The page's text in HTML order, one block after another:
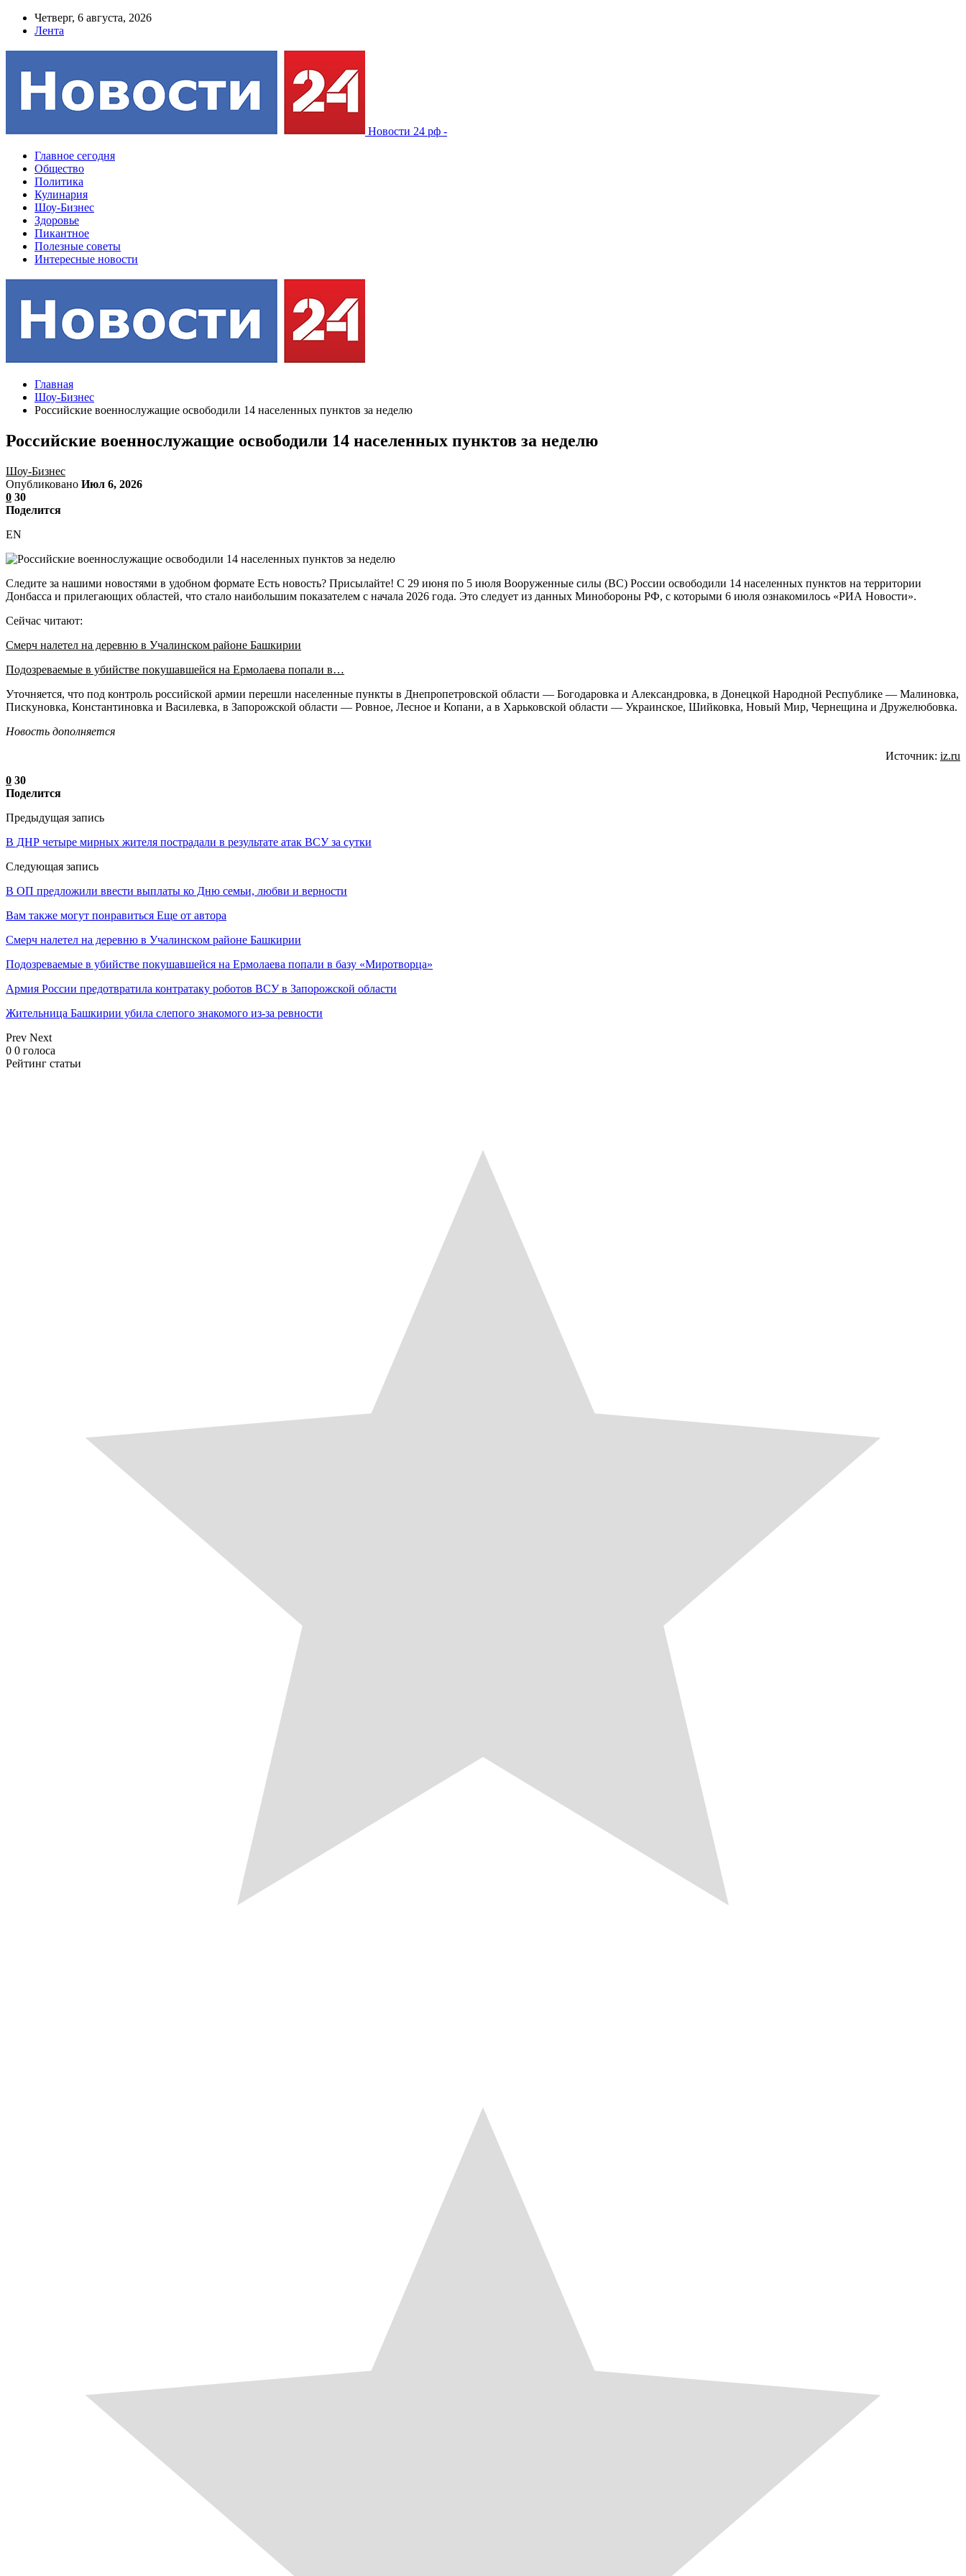
Четверг, 6 августа, 2026
Лента
Новости 24 рф -
Главное сегодня
Общество
Политика
Кулинария
Шоу-Бизнес
Здоровье
Пикантное
Полезные советы
Интересные новости
Главная
Шоу-Бизнес
Российские военнослужащие освободили 14 населенных пунктов за неделю
Российские военнослужащие освободили 14 населенных пунктов за неделю
Шоу-Бизнес
Опубликовано Июл 6, 2026
0 30
Поделится
EN
Следите за нашими новостями в удобном формате Есть новость? Присылайте! С 29 июня по 5 июля Вооруженные силы (ВС) России освободили 14 населенных пунктов на территории
Донбасса и прилегающих областей, что стало наибольшим показателем с начала 2026 года. Это следует из данных Минобороны РФ, с которыми 6 июля ознакомилось «РИА Новости».
Сейчас читают:
Смерч налетел на деревню в Учалинском районе Башкирии
Подозреваемые в убийстве покушавшейся на Ермолаева попали в…
Уточняется, что под контроль российской армии перешли населенные пункты в Днепропетровской области — Богодаровка и Александровка, в Донецкой Народной Республике — Малиновка,
Пискуновка, Константиновка и Василевка, в Запорожской области — Ровное, Лесное и Копани, а в Харьковской области — Украинское, Шийковка, Новый Мир, Чернещина и Дружелюбовка.
Новость дополняется
Источник: iz.ru
0 30
Поделится
Предыдущая запись
В ДНР четыре мирных жителя пострадали в результате атак ВСУ за сутки
Следующая запись
В ОП предложили ввести выплаты ко Дню семьи, любви и верности
Вам также могут понравиться Еще от автора
Смерч налетел на деревню в Учалинском районе Башкирии
Подозреваемые в убийстве покушавшейся на Ермолаева попали в базу «Миротворца»
Армия России предотвратила контратаку роботов ВСУ в Запорожской области
Жительница Башкирии убила слепого знакомого из-за ревности
Prev Next
0 0 голоса
Рейтинг статьи